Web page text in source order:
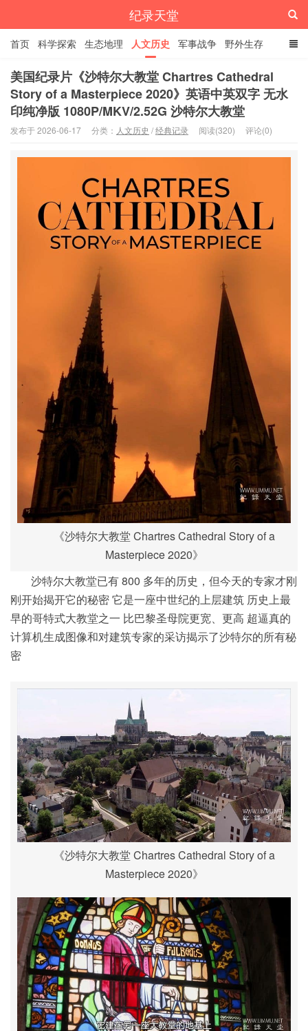
纪录天堂
首页 科学探索 生态地理 人文历史 军事战争 野外生存
经典纪录 4K纪录片 精品资源
美国纪录片《沙特尔大教堂 Chartres Cathedral
Story of a Masterpiece 2020》英语中英双字 无水
印纯净版 1080P/MKV/2.52G 沙特尔大教堂
发布于 2026-06-17 分类： 人文历史 /经典记录 阅读(320) 评论(0)
《沙特尔大教堂 Chartres Cathedral Story of a
Masterpiece 2020》
沙特尔大教堂已有 800 多年的历史，但今天的专家才刚
刚开始揭开它的秘密 它是一座中世纪的上层建筑 历史上最
早的哥特式大教堂之一 比巴黎圣母院更宽、更高 超逼真的
计算机生成图像和对建筑专家的采访揭示了沙特尔的所有秘
密
《沙特尔大教堂 Chartres Cathedral Story of a
Masterpiece 2020》